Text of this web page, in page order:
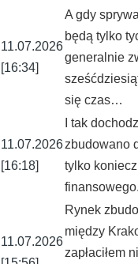
11.07.2026
[16:34]
A gdy
będą tylko
generalnie
się czas…
11.07.2026
[16:18]
I tak
zbudowano
tylko
finansowego.
11.07.2026
Rynek
między
zapłaciłem